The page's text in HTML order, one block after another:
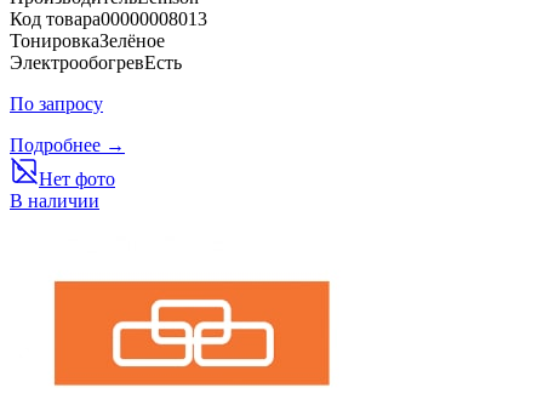
Код товара00000008013
ТонировкаЗелёное
ЭлектрообогревЕсть
По запросу
Подробнее →
Нет фото
В наличии